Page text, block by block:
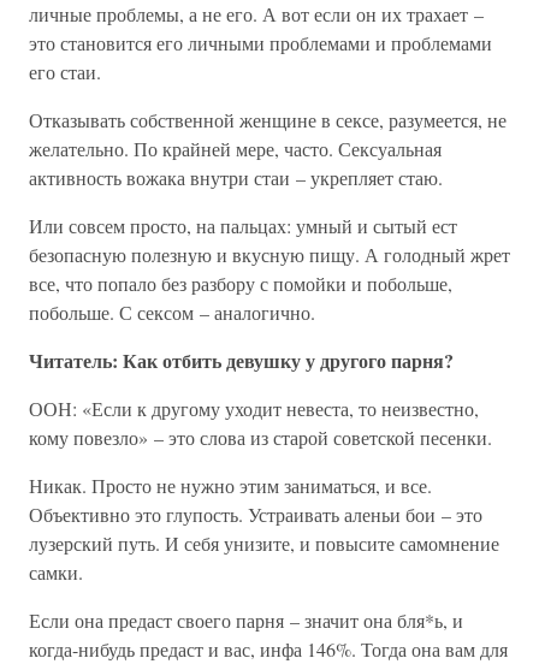
личные проблемы, а не его. А вот если он их трахает –
это становится его личными проблемами и проблемами
его стаи.
Отказывать собственной женщине в сексе, разумеется, не
желательно. По крайней мере, часто. Сексуальная
активность вожака внутри стаи – укрепляет стаю.
Или совсем просто, на пальцах: умный и сытый ест
безопасную полезную и вкусную пищу. А голодный жрет
все, что попало без разбору с помойки и побольше,
побольше. С сексом – аналогично.
Читатель: Как отбить девушку у другого парня?
ООН: «Если к другому уходит невеста, то неизвестно,
кому повезло» – это слова из старой советской песенки.
Никак. Просто не нужно этим заниматься, и все.
Объективно это глупость. Устраивать аленьи бои – это
лузерский путь. И себя унизите, и повысите самомнение
самки.
Если она предаст своего парня – значит она бля*ь, и
когда-нибудь предаст и вас, инфа 146%. Тогда она вам для